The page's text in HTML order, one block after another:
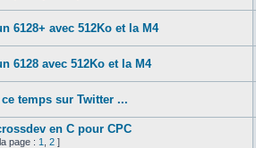
6128+ avec 512Ko et la M4
6128 avec 512Ko et la M4
temps sur Twitter ...
en C pour CPC
page : 1 2 ]